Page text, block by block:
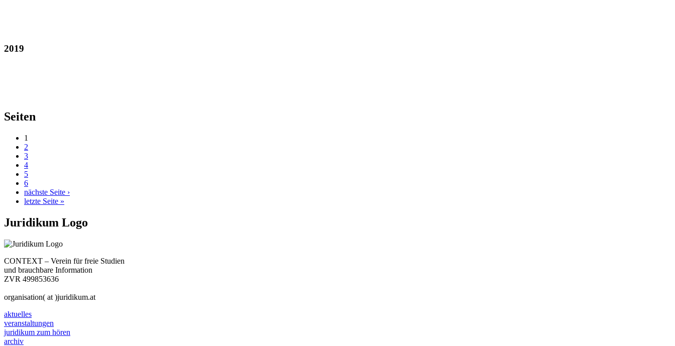
2019
Seiten
1
2
3
4
5
6
nächste Seite ›
letzte Seite »
Juridikum Logo
CONTEXT – Verein für freie Studien
und brauchbare Information
ZVR 499853636
organisation( at )juridikum.at
aktuelles
veranstaltungen
juridikum zum hören
archiv